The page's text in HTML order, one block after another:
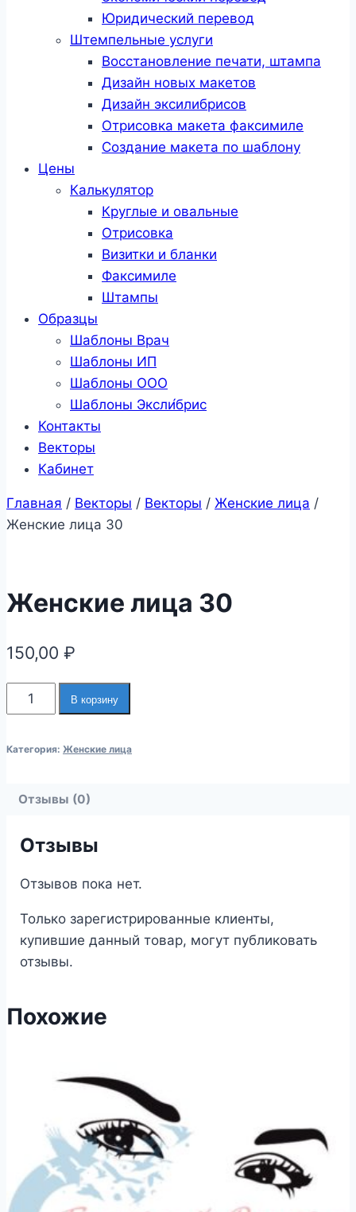
Юридический перевод
Штемпельные услуги
Восстановление печати, штампа
Дизайн новых макетов
Дизайн эксилибрисов
Отрисовка макета факсимиле
Создание макета по шаблону
Цены
Калькулятор
Круглые и овальные
Отрисовка
Визитки и бланки
Факсимиле
Штампы
Образцы
Шаблоны Врач
Шаблоны ИП
Шаблоны ООО
Шаблоны Эксли́брис
Контакты
Векторы
Кабинет
Главная / Векторы / Векторы / Женские лица /
Женские лица 30
Женские лица 30
150,00 ₽
Количество
товара
лица
В корзину
Категория: Женские лица
Отзывы (0)
Отзывы
Отзывов пока нет.
Только зарегистрированные клиенты,
купившие данный товар, могут публиковать
отзывы.
Похожие